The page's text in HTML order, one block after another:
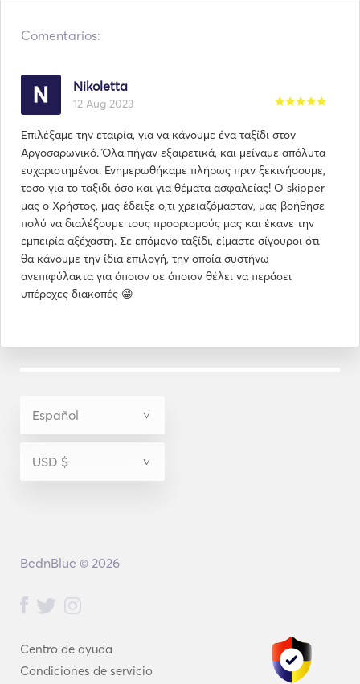
Comentarios:
Nikoletta
12 Aug 2023
Επιλέξαμε την εταιρία, για να κάνουμε ένα ταξίδι στον
Αργοσαρωνικό. Όλα πήγαν εξαιρετικά, και μείναμε απόλυτα
ευχαριστημένοι. Ενημερωθήκαμε πλήρως πριν ξεκινήσουμε,
τοσο για το ταξιδι όσο και για θέματα ασφαλείας! Ο skipper
μας ο Χρήστος, μας έδειξε ο,τι χρειαζόμασταν, μας βοήθησε
πολύ να διαλέξουμε τους προορισμούς μας και έκανε την
εμπειρία αξέχαστη. Σε επόμενο ταξίδι, είμαστε σίγουροι ότι
θα κάνουμε την ίδια επιλογή, την οποία συστήνω
ανεπιφύλακτα για όποιον σε όποιον θέλει να περάσει
υπέροχες διακοπές 😁
Centro de ayuda
Condiciones de servicio
BednBlue © 2026